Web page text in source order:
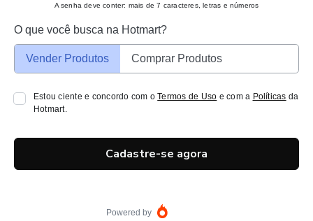
A senha deve conter: mais de 7 caracteres, letras e números
O que você busca na Hotmart?
Vender Produtos Comprar Produtos
Estou ciente e concordo com oTermos de Uso e com a Políticas da
Hotmart.
Cadastre-se agora
Powered by